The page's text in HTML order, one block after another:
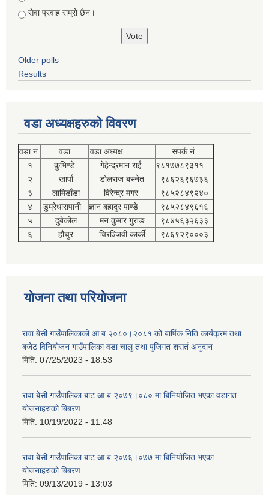
सेवा प्रवाह राम्रो छैन।
Older polls
Results
वडा अध्यक्षहरुको विवरण
वडा नं. वडा वडा अध्यक्ष
संपर्क नं.
१
कुभिण्डे गेहेन्द्रमान राई
९८१७७८९३११
२
खार्पा डोलराज बस्नेत
९८६२६९६७३६
३
लामिडाँडा विरेन्द्र मगर
९८५२८४९२४०
४
डुम्रेधारापानी ज्ञान बहादुर पाण्डे
९८५२८४९६१६
५
दुबेकोल मन कुमार गुरुङ
९८४५६३२६३३
६
हौचुर चिरञ्जिवी कार्की ९८६९२९०००३
योजना तथा परियोजना
रावा बेसी गाउँपालिकाको आ ब २०८०।२०८१ को बार्षिक निति कार्यक्रम तथा
बजेट विनियोजन गाउँपालिका वडा चालु तथा पुजिगत शसर्त अनुदान
मिति: 07/25/2023 - 18:53
रावा बेसी गाउँपालिका बाट आ ब २०७९।०८० मा बिनियोजित भएका वडागत
योजनाहरुको बिबरण
मिति: 10/19/2022 - 11:48
रावा बेसी गाउँपालिका बाट आ ब २०७६।०७७ मा बिनियोजित भएका
योजनाहरुको बिबरण
मिति: 09/13/2019 - 13:03